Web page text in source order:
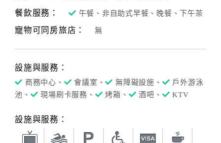
餐飲服務： 午餐、非自助式早餐、晚餐、下午茶
寵物可同房旅店： 無
設施與服務：
商務中心、 會議室、 無障礙設施、
戶外游泳
池、
現場刷卡服務、 烤箱、 酒吧、 KTV
設施與服務：